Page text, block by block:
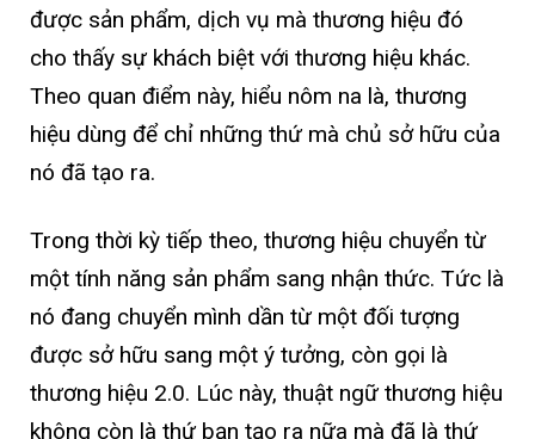
được sản phẩm, dịch vụ mà thương hiệu đó
cho thấy sự khách biệt với thương hiệu khác.
Theo quan điểm này, hiểu nôm na là, thương
hiệu dùng để chỉ những thứ mà chủ sở hữu của
nó đã tạo ra.
Trong thời kỳ tiếp theo, thương hiệu chuyển từ
một tính năng sản phẩm sang nhận thức. Tức là
nó đang chuyển mình dần từ một đối tượng
được sở hữu sang một ý tưởng, còn gọi là
thương hiệu 2.0. Lúc này, thuật ngữ thương hiệu
không còn là thứ bạn tạo ra nữa mà đã là thứ